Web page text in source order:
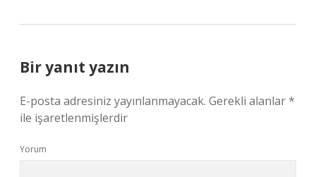
Bir yanıt yazın
E-posta adresiniz yayınlanmayacak. Gerekli alanlar*
ile işaretlenmişlerdir
Yorum